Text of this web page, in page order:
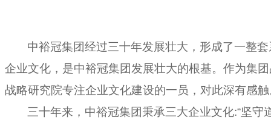
中裕冠集团经过三十年发展壮大，形成了一整
企业文化，是中裕冠集团发展壮大的根基。作为集团
战略研究院专注企业文化建设的一员，对此深有感
三十年来， 中裕冠集团秉承三大企业文化:“坚守